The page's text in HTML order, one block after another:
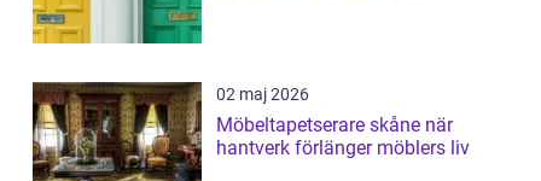
02 maj 2026
Möbeltapetserare skåne när
hantverk förlänger möblers liv